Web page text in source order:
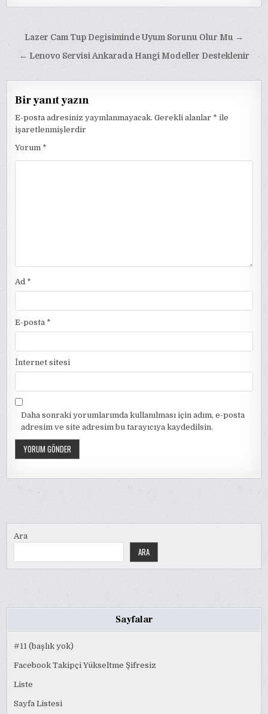
Yazı
gezinmesi
Lazer Cam Tup Degisiminde Uyum Sorunu Olur Mu →
← Lenovo Servisi Ankarada Hangi Modeller Desteklenir
Bir yanıt yazın
E-posta adresiniz yayınlanmayacak. Gerekli alanlar * ile
işaretlenmişlerdir
Yorum *
Ad *
E-posta *
İnternet sitesi
Daha sonraki yorumlarımda kullanılması için adım, e-posta
adresim ve site adresim bu tarayıcıya kaydedilsin.
Ara
ARA
Sayfalar
#11 (başlık yok)
Facebook Takipçi Yükseltme Şifresiz
Liste
Sayfa Listesi